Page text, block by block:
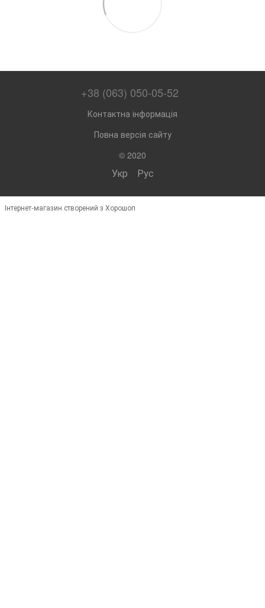
+38 (063) 050-05-52
Контактна інформація
Повна версія сайту
© 2020
Укр Рус
Інтернет-магазин створений з Хорошоп